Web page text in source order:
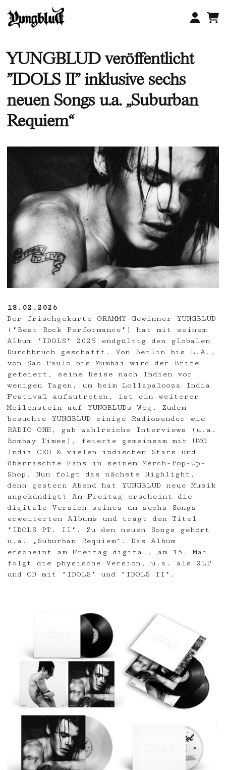
Inhalt
springen
YUNGBLUD veröffentlicht
"IDOLS II" inklusive sechs
neuen Songs u.a. „Suburban
Requiem“
18.02.2026
Der frischgekürte GRAMMY-Gewinner YUNGBLUD
("Best Rock Performance") hat mit seinem
Album "IDOLS" 2025 endgültig den globalen
Durchbruch geschafft. Von Berlin bis L.A.,
von Sao Paulo bis Mumbai wird der Brite
gefeiert, seine Reise nach Indien vor
wenigen Tagen, um beim Lollapalooza India
Festival aufzutreten, ist ein weiterer
Meilenstein auf YUNGBLUDs Weg. Zudem
besuchte YUNGBLUD einige Radiosender wie
RADIO ONE, gab zahlreiche Interviews (u.a.
Bombay Times), feierte gemeinsam mit UMG
India CEO & vielen indischen Stars und
überraschte Fans in seinem Merch-Pop-Up-
Shop. Nun folgt das nächste Highlight,
denn gestern Abend hat YUNGBLUD neue Musik
angekündigt! Am Freitag erscheint die
digitale Version seines um sechs Songs
erweiterten Albums und trägt den Titel
"IDOLS PT. II". Zu den neuen Songs gehört
u.a. „Suburban Requiem“. Das Album
erscheint am Freitag digital, am 15. Mai
folgt die physische Version, u.a. als 2LP
und CD mit "IDOLS" und "IDOLS II".